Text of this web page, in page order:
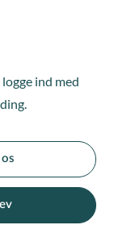
ind med